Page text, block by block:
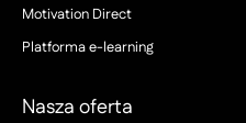
Motivation Direct
Platforma e-learning
Nasza oferta